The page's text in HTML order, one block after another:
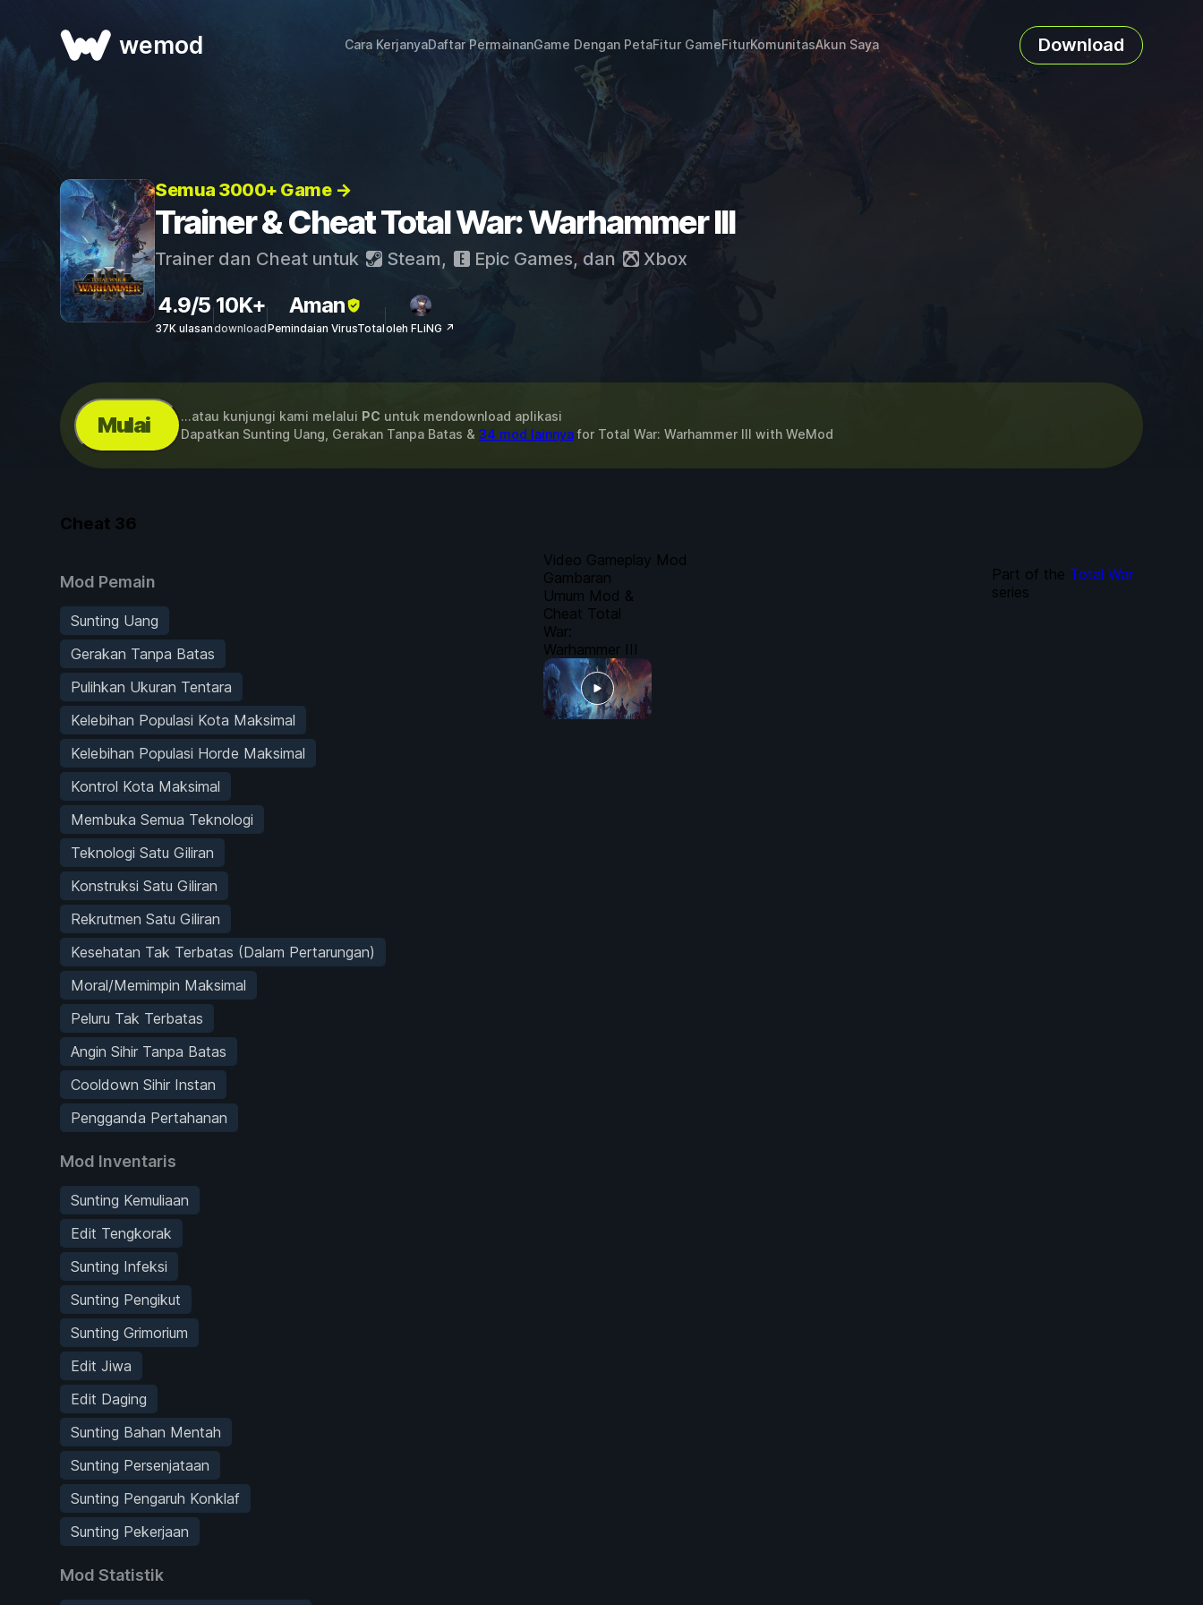
wemod Cara KerjanyaDaftar PermainanGame Dengan PetaFitur GameFiturKomunitasAkun Saya Download
Semua 3000+ Game →
Trainer & Cheat Total War: Warhammer III
Trainer dan Cheat untuk Steam, Epic Games, dan Xbox
4.9/5
37K ulasan
10K+
download
Aman
Pemindaian VirusTotaloleh FLiNG ↗
Mulai ...atau kunjungi kami melalui PC untuk mendownload aplikasi
Dapatkan Sunting Uang, Gerakan Tanpa Batas & 34 mod lainnyafor Total War: Warhammer III with WeMod
Cheat 36
Mod Pemain
Sunting Uang
Gerakan Tanpa Batas
Pulihkan Ukuran Tentara
Kelebihan Populasi Kota Maksimal
Kelebihan Populasi Horde Maksimal
Kontrol Kota Maksimal
Membuka Semua Teknologi
Teknologi Satu Giliran
Konstruksi Satu Giliran
Rekrutmen Satu Giliran
Kesehatan Tak Terbatas (Dalam Pertarungan)
Moral/Memimpin Maksimal
Peluru Tak Terbatas
Angin Sihir Tanpa Batas
Cooldown Sihir Instan
Pengganda Pertahanan
Mod Inventaris
Sunting Kemuliaan
Edit Tengkorak
Sunting Infeksi
Sunting Pengikut
Sunting Grimorium
Edit Jiwa
Edit Daging
Sunting Bahan Mentah
Sunting Persenjataan
Sunting Pengaruh Konklaf
Sunting Pekerjaan
Mod Statistik
Video Gameplay Mod
Gambaran
Umum Mod &
Cheat Total
War:
Warhammer III
Part of the Total War
series